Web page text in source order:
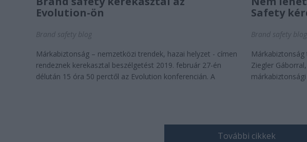
Evolution-ön
Brand safety blog
Márkabiztonság – nemzetközi trendek, hazai helyzet - címen
rendeznek kerekasztal beszélgetést 2019. február 27-én
délután 15 óra 50 perctől az Evolution konferencián. A
Safety
Brand safety blog
Ziegler
További cikkek